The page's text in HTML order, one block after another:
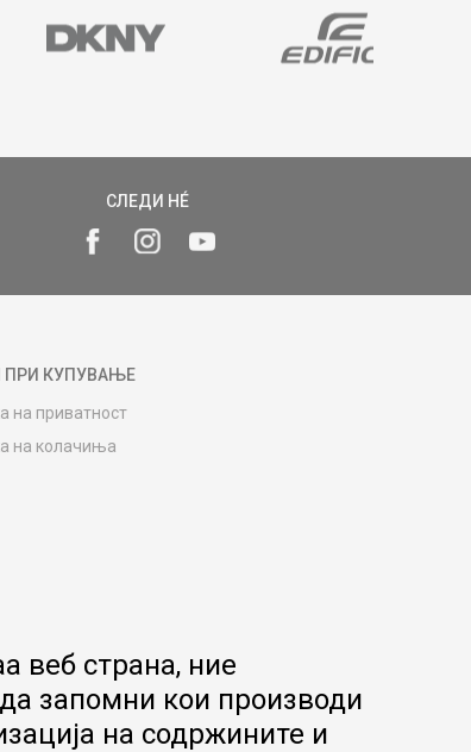
СЛЕДИ НÉ
КУПУВАЊЕ
на приватност
на колачиња
веб страна, ние
запомни кои производи
на содржините и